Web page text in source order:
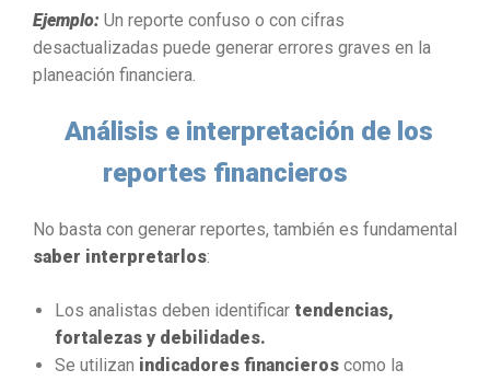
Ejemplo: Un reporte confuso o con cifras
desactualizadas puede generar errores graves en la
planeación financiera.
Análisis e interpretación de los
reportes financieros
No basta con generar reportes, también es fundamental
saber interpretarlos:
Los analistas deben identificar tendencias,
fortalezas y debilidades.
Se utilizan indicadores financieros como la